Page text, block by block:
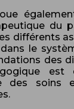
du
différents
le
des
est
des soins